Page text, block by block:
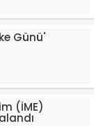
Günü'
(İME)